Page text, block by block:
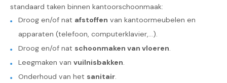
standaard taken binnen kantoorschoonmaak:
Droog en/of nat afstoffen van kantoormeubelen en
apparaten (telefoon, computerklavier,...).
Droog en/of nat schoonmaken van vloeren.
Leegmaken van vuilnisbakken.
Onderhoud van het sanitair.